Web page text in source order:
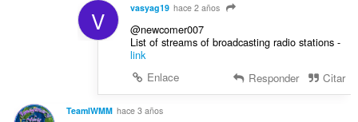
V vasyag19 hace 2 años
@newcomer007
List of streams of broadcasting radio stations -
link
Enlace
Responder Citar
TeamIWMM hace 3 años